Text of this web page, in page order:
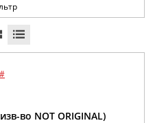
во NOT ORIGINAL)